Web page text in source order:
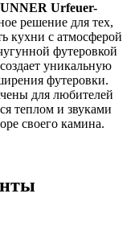
Urfeuer-
решение для тех,
кухни с атмосферой
футеровкой
уникальную
футеровки.
для любителей
теплом и звуками
своего камина.